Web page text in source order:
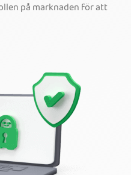
på marknaden för att